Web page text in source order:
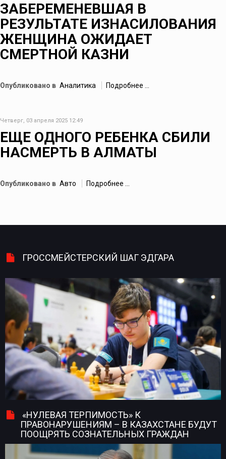
ЗАБЕРЕМЕНЕВШАЯ В
РЕЗУЛЬТАТЕ ИЗНАСИЛОВАНИЯ
ЖЕНЩИНА ОЖИДАЕТ
СМЕРТНОЙ КАЗНИ
Опубликовано в Аналитика Подробнее ...
Четверг, 03 апреля 2025 12:49
ЕЩЕ ОДНОГО РЕБЕНКА СБИЛИ
НАСМЕРТЬ В АЛМАТЫ
Опубликовано в Авто Подробнее ...
ГРОССМЕЙСТЕРСКИЙ ШАГ ЭДГАРА
«НУЛЕВАЯ ТЕРПИМОСТЬ» К
ПРАВОНАРУШЕНИЯМ – В КАЗАХСТАНЕ БУДУТ
ПООЩРЯТЬ СОЗНАТЕЛЬНЫХ ГРАЖДАН